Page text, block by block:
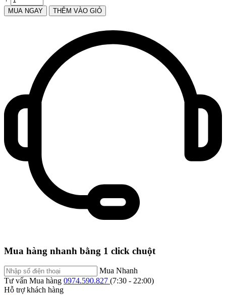
MUA NGAY THÊM VÀO GIỎ
Mua hàng nhanh bằng 1 click chuột
Mua Nhanh
Tư vấn Mua hàng 0974.590.827 (7:30 - 22:00)
Hỗ trợ khách hàng